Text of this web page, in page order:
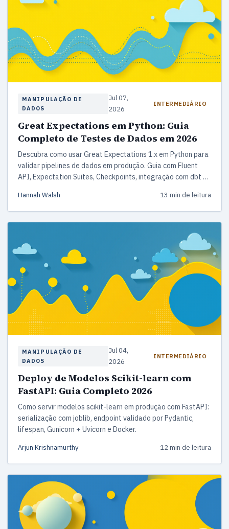
MANIPULAÇÃO DE
DADOS
Jul 07,
2026
INTERMEDIÁRIO
Great Expectations em Python: Guia
Completo de Testes de Dados em 2026
Descubra como usar Great Expectations 1.x em Python para
validar pipelines de dados em produção. Guia com Fluent
API, Expectation Suites, Checkpoints, integração com dbt e
Hannah Walsh 13 min de leitura
MANIPULAÇÃO DE
DADOS
Jul 04,
2026
INTERMEDIÁRIO
Deploy de Modelos Scikit-learn com
FastAPI: Guia Completo 2026
Como servir modelos scikit-learn em produção com FastAPI:
serialização com joblib, endpoint validado por Pydantic,
lifespan, Gunicorn + Uvicorn e Docker.
Arjun Krishnamurthy 12 min de leitura